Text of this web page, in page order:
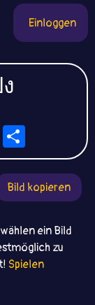
Einloggen
Email
Bild kopieren
ein Bild
zu
Spielen